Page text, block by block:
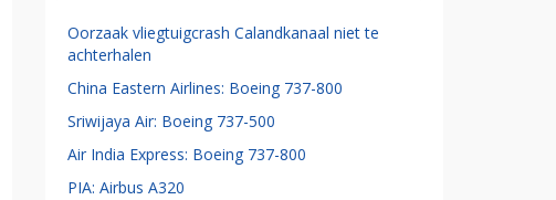
Oorzaak vliegtuigcrash Calandkanaal niet te
achterhalen
China Eastern Airlines: Boeing 737-800
Sriwijaya Air: Boeing 737-500
Air India Express: Boeing 737-800
PIA: Airbus A320